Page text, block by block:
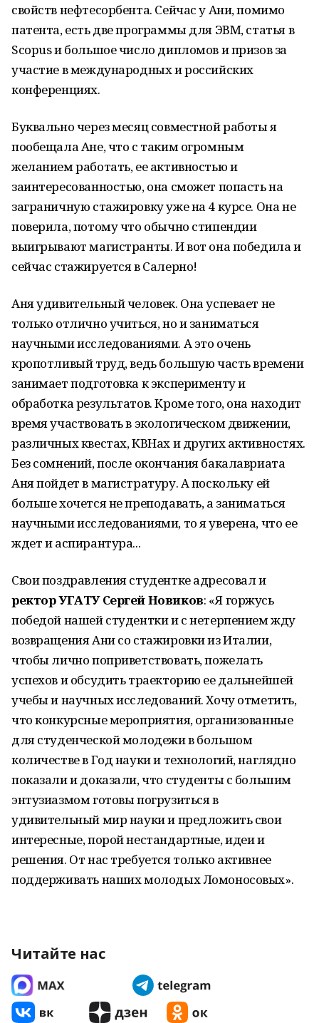
свойств нефтесорбента. Сейчас у Ани, помимо
патента, есть две программы для ЭВМ, статья в
Scopus и большое число дипломов и призов за
участие в международных и российских
конференциях.
Буквально через месяц совместной работы я
пообещала Ане, что с таким огромным
желанием работать, ее активностью и
заинтересованностью, она сможет попасть на
заграничную стажировку уже на 4 курсе. Она не
поверила, потому что обычно стипендии
выигрывают магистранты. И вот она победила и
сейчас стажируется в Салерно!
Аня удивительный человек. Она успевает не
только отлично учиться, но и заниматься
научными исследованиями. А это очень
кропотливый труд, ведь большую часть времени
занимает подготовка к эксперименту и
обработка результатов. Кроме того, она находит
время участвовать в экологическом движении,
различных квестах, КВНах и других активностях.
Без сомнений, после окончания бакалавриата
Аня пойдет в магистратуру. А поскольку ей
больше хочется не преподавать, а заниматься
научными исследованиями, то я уверена, что ее
ждет и аспирантура...
Свои поздравления студентке адресовал и
ректор УГАТУ Сергей Новиков: «Я горжусь
победой нашей студентки и с нетерпением жду
возвращения Ани со стажировки из Италии,
чтобы лично поприветствовать, пожелать
успехов и обсудить траекторию ее дальнейшей
учебы и научных исследований. Хочу отметить,
что конкурсные мероприятия, организованные
для студенческой молодежи в большом
количестве в Год науки и технологий, наглядно
показали и доказали, что студенты с большим
энтузиазмом готовы погрузиться в
удивительный мир науки и предложить свои
интересные, порой нестандартные, идеи и
решения. От нас требуется только активнее
поддерживать наших молодых Ломоносовых».
Читайте нас